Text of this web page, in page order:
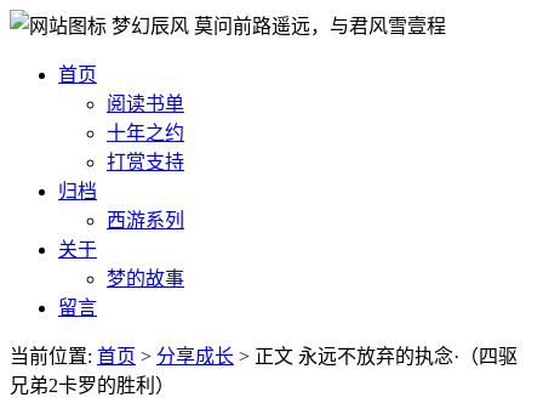
梦幻辰风 莫问前路遥远，与君风雪壹程
首页
阅读书单
十年之约
打赏支持
归档
西游系列
关于
梦的故事
留言
当前位置: 首页 > 分享成长 > 正文 永远不放弃的执念·（四驱
兄弟2卡罗的胜利）